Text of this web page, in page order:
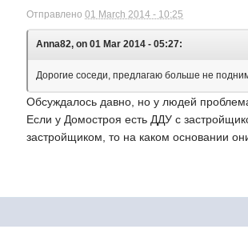
Отправлено01 March 2014 - 10:25
Anna82, on 01 Mar 2014 - 05:27:
Дорогие соседи, предлагаю больше не
Обсуждалось давно, но у людей
Если у Домостроя есть ДДУ с
застройщиком, то на каком основании